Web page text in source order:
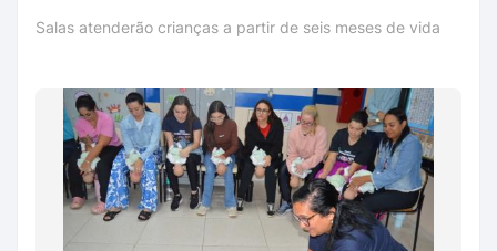
Salas atenderão crianças a partir de seis meses de vida